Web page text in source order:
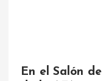
En el Salón